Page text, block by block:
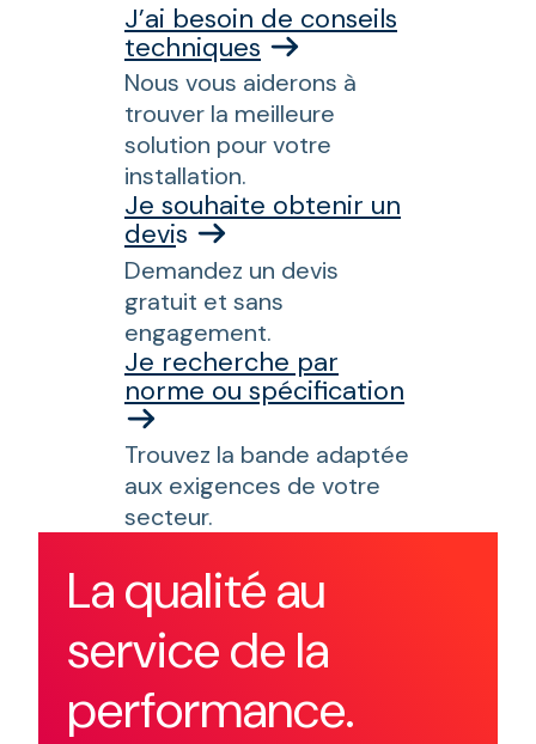
J’ai besoin de conseils
techniques
Nous vous aiderons à
trouver la meilleure
solution pour votre
installation.
Je souhaite obtenir un
devis
Demandez un devis
gratuit et sans
engagement.
Je recherche par
norme ou spécification
Trouvez la bande adaptée
aux exigences de votre
secteur.
La qualité au
service de la
performance.